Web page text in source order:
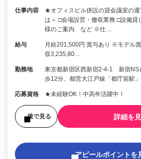
仕事内容
★オフィスビル併設の貸会議室の
は＞ □会場設営・撤収業務 □設備貸
様のご案内 など ※仕…
給与
月給201,500円 賞与あり ※モデル
収3,235,80…
勤務地
東京都新宿区西新宿2-4-1 新宿NS
歩12分、都営大江戸線「都庁前駅
応募資格 ★未経験OK！中高年活躍中！
後で見る 詳細を
アピールポイントを